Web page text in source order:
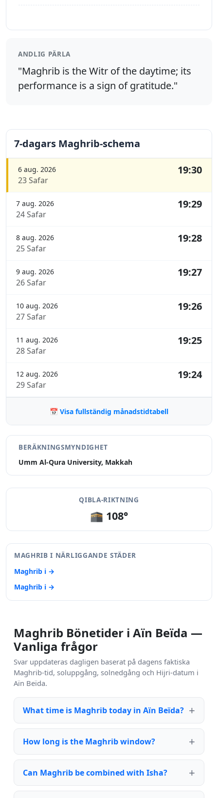
ANDLIG PÄRLA
"Maghrib is the Witr of the daytime; its
performance is a sign of gratitude."
7-dagars Maghrib-schema
6 aug. 2026
23 Safar
19:30
7 aug. 2026
24 Safar
19:29
8 aug. 2026
25 Safar
19:28
9 aug. 2026
26 Safar
19:27
10 aug. 2026
27 Safar
19:26
11 aug. 2026
28 Safar
19:25
12 aug. 2026
29 Safar
19:24
📅 Visa fullständig månadstidtabell
BERÄKNINGSMYNDIGHET
Umm Al-Qura University, Makkah
QIBLA-RIKTNING
🕋 108°
MAGHRIB I NÄRLIGGANDE STÄDER
Maghrib i →
Maghrib i →
Maghrib Bönetider i Aïn Beïda —
Vanliga frågor
Svar uppdateras dagligen baserat på dagens faktiska
Maghrib-tid, soluppgång, solnedgång och Hijri-datum i
Aïn Beïda.
What time is Maghrib today in Aïn Beïda?
How long is the Maghrib window?
Can Maghrib be combined with Isha?